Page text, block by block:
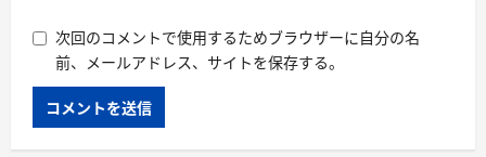
次回のコメントで使用するためブラウザーに自分の名
前、メールアドレス、サイトを保存する。